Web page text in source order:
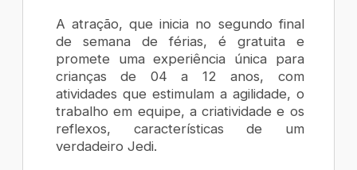
A atração, que inicia no segundo final
de semana de férias, é gratuita e
promete uma experiência única para
crianças de 04 a 12 anos, com
atividades que estimulam a agilidade, o
trabalho em equipe, a criatividade e os
reflexos, características de um
verdadeiro Jedi.